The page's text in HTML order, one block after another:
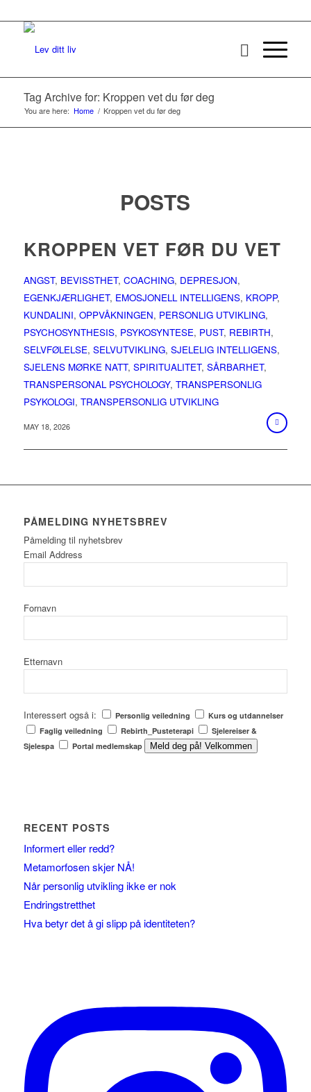
Tag Archive for: Kroppen vet du før deg
You are here: Home / Kroppen vet du før deg
POSTS
KROPPEN VET FØR DU VET
ANGST, BEVISSTHET, COACHING, DEPRESJON,
EGENKJÆRLIGHET, EMOSJONELL INTELLIGENS, KROPP,
KUNDALINI, OPPVÅKNINGEN, PERSONLIG UTVIKLING,
PSYCHOSYNTHESIS, PSYKOSYNTESE, PUST, REBIRTH,
SELVFØLELSE, SELVUTVIKLING, SJELELIG INTELLIGENS,
SJELENS MØRKE NATT, SPIRITUALITET, SÅRBARHET,
TRANSPERSONAL PSYCHOLOGY, TRANSPERSONLIG
PSYKOLOGI, TRANSPERSONLIG UTVIKLING
MAY 18, 2026
PÅMELDING NYHETSBREV
Påmelding til nyhetsbrev
Email Address
Fornavn
Etternavn
Interessert også i: Personlig veiledning
Kurs og utdannelser
Faglig veiledning
Rebirth_Pusteterapi
Sjelereiser &
Sjelespa
Portal medlemskap Meld deg på! Velkommen
RECENT POSTS
Informert eller redd?
Metamorfosen skjer NÅ!
Når personlig utvikling ikke er nok
Endringstretthet
Hva betyr det å gi slipp på identiteten?